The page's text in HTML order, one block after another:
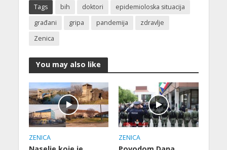
Tags bih doktori
epidemioloska situacija
građani
gripa pandemija
zdravlje
Zenica
You may also like
ZENICA ZENICA